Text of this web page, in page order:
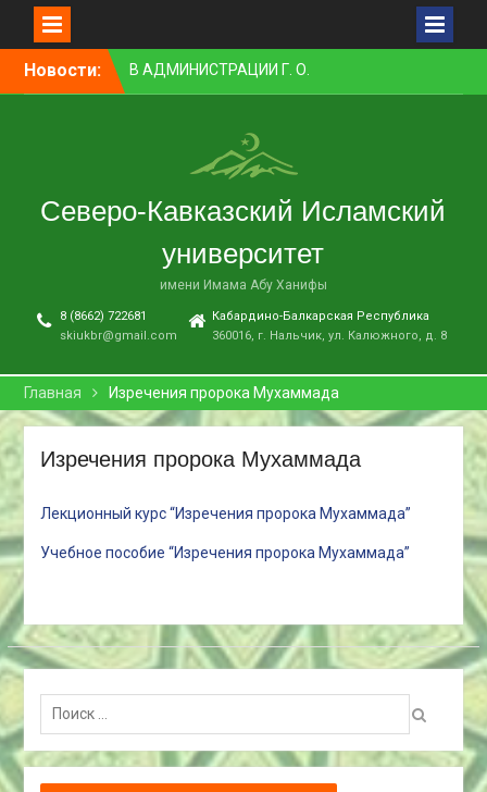
Перейти
Новости:
В АДМИНИСТРАЦИИ Г. О.
НАЛЬЧИК ПРОШЛО
МЕЖНАЦИОНАЛЬНЫХ И
МЕЖКОНФЕССИОНАЛЬНЫХ
ОТНОШЕНИЙ
ЗАНЯЛ ПЕРВОЕ МЕСТО В
НОМИНАЦИИ «ЛУЧШАЯ
В НАЛЬЧИКЕ СОСТОЯЛСЯ
ПРЕМЬЕРНЫЙ ПОКАЗ
ОЖИДАНИЯ»
В СКИУ ПРОШЛИ
ЭКЗАМЕНЫ
Северо-Кавказский Исламский
университет
имени Имама Абу Ханифы
8 (8662) 722681
skiukbr@gmail.com
Кабардино-Балкарская Республика
360016, г. Нальчик, ул. Калюжного, д. 8
Главная Изречения пророка Мухаммада
Изречения пророка Мухаммада
Лекционный курс “Изречения пророка Мухаммада”
Учебное пособие “Изречения пророка Мухаммада”
Поиск: